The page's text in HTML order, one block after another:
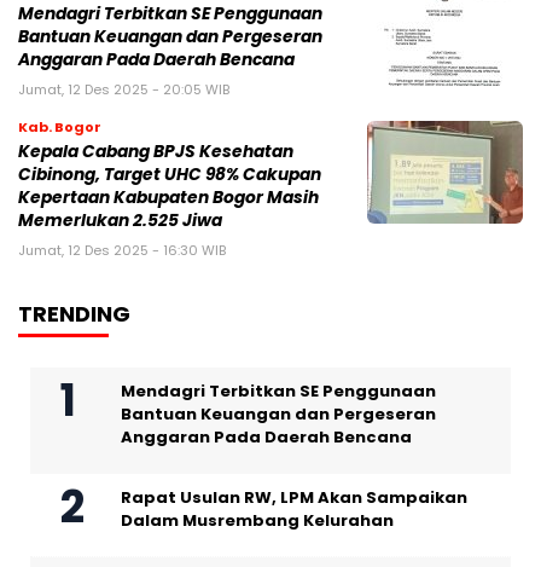
Mendagri Terbitkan SE Penggunaan
Bantuan Keuangan dan Pergeseran
Anggaran Pada Daerah Bencana
Jumat, 12 Des 2025 - 20:05 WIB
Kab. Bogor
Kepala Cabang BPJS Kesehatan
Cibinong, Target UHC 98% Cakupan
Kepertaan Kabupaten Bogor Masih
Memerlukan 2.525 Jiwa
Jumat, 12 Des 2025 - 16:30 WIB
TRENDING
Mendagri Terbitkan SE Penggunaan
Bantuan Keuangan dan Pergeseran
Anggaran Pada Daerah Bencana
Rapat Usulan RW, LPM Akan Sampaikan
Dalam Musrembang Kelurahan